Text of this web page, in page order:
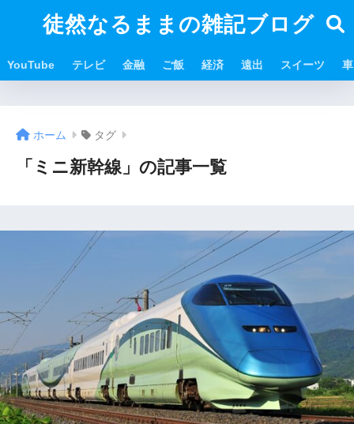
徒然なるままの雑記ブログ
YouTube テレビ 金融 ご飯 経済 遠出 スイーツ 車
ホーム タグ
「ミニ新幹線」の記事一覧